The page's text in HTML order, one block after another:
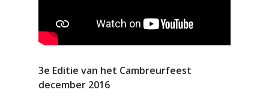
3e Editie van het Cambreurfeest
december 2016